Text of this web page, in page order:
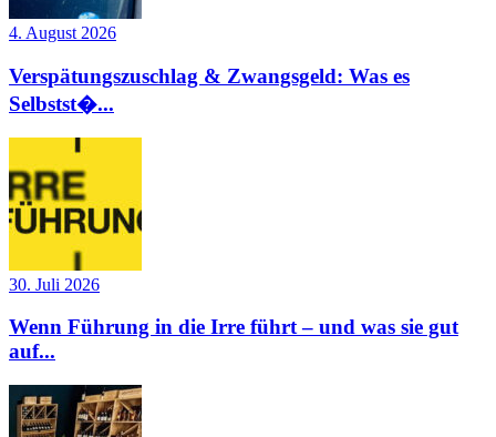
4. August 2026
Verspätungszuschlag & Zwangsgeld: Was es
Selbstst�...
30. Juli 2026
Wenn Führung in die Irre führt – und was sie gut
auf...